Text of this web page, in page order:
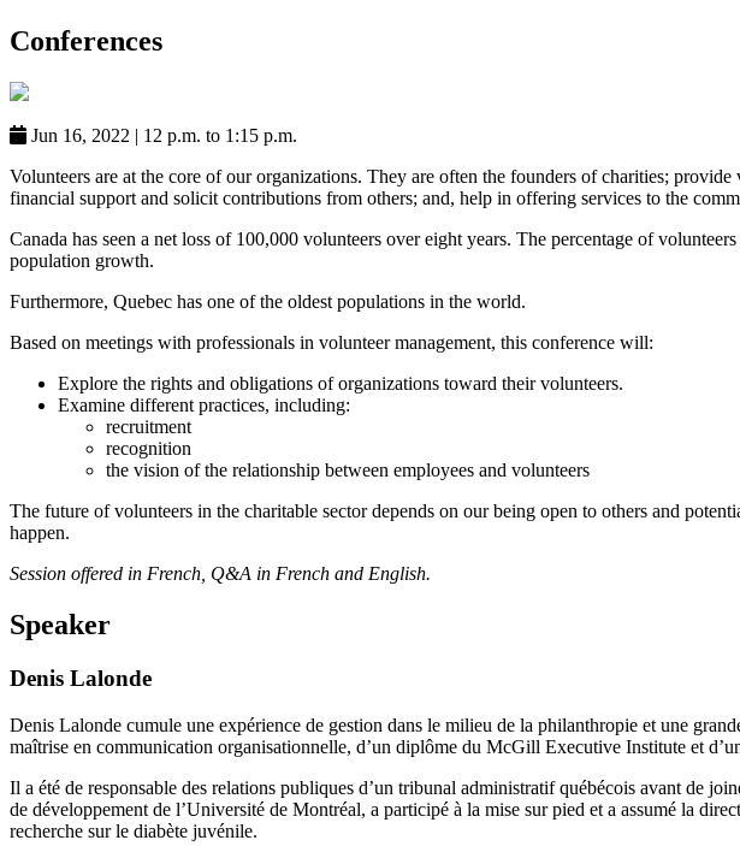
Conferences
Jun 16, 2022 | 12 p.m. to 1:15 p.m.
Volunteers are at the core of our organizations. They are often the founders of charities;
financial support and solicit contributions from others; and, help in offering services to the
Canada has seen a net loss of 100,000 volunteers over eight years. The percentage of
population growth.
Furthermore, Quebec has one of the oldest populations in the world.
Based on meetings with professionals in volunteer management, this conference will:
Explore the rights and obligations of organizations toward their volunteers.
Examine different practices, including:
recruitment
recognition
the vision of the relationship between employees and volunteers
The future of volunteers in the charitable sector depends on our being open to others and
happen.
Session offered in French, Q&A in French and English.
Speaker
Denis Lalonde
Denis Lalonde cumule une expérience de gestion dans le milieu de la philanthropie et une
maîtrise en communication organisationnelle, d’un diplôme du McGill Executive Institute et
Il a été de responsable des relations publiques d’un tribunal administratif québécois avant de
de développement de l’Université de Montréal, a participé à la mise sur pied et a assumé la
recherche sur le diabète juvénile.